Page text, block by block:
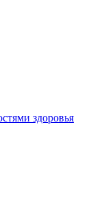
здоровья